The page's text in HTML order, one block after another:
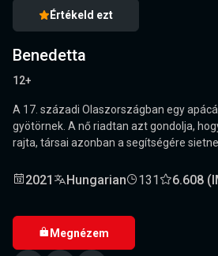
Értékeld ezt
Benedetta
12+
A 17. századi Olaszországban egy
gyötörnek. A nő riadtan azt gondolja,
rajta, társai azonban a segítségére
2021 Hungarian 131 6.608
Megnézem